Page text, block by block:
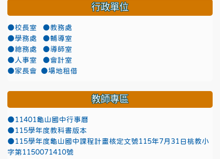
行政單位
●校長室
●教務處
●學務處
●輔導室
●總務處
●導師室
●人事室
●會計室
●家長會
●場地租借
教師專區
●11401龜山國中行事曆
●115學年度教科書版本
●115學年度龜山國中課程計畫核定文號115年7月31日桃教小
字第1150071410號